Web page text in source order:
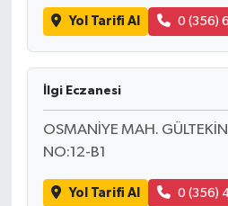
Yol Tarifi Al 0 (356)
İlgi Eczanesi
OSMANİYE MAH.
NO:12-B1
Yol Tarifi Al 0 (356)